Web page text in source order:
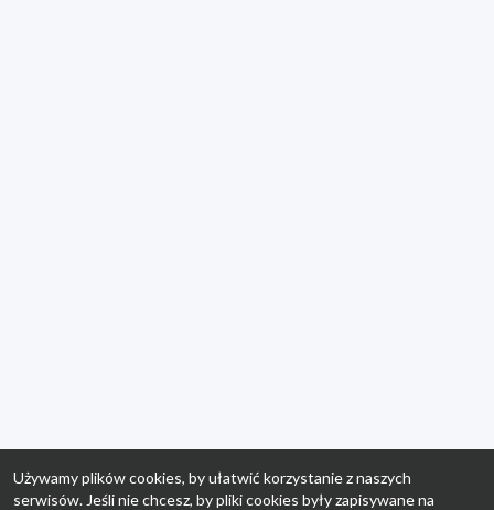
Używamy plików cookies, by ułatwić korzystanie z naszych
serwisów. Jeśli nie chcesz, by pliki cookies były zapisywane na